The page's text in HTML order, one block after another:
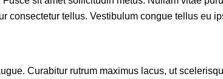
tellus. Vestibulum congue tellus eu
Curabitur rutrum maximus lacus, ut